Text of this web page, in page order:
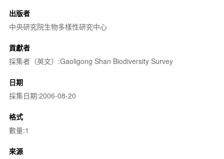
出版者
中央研究院生物多樣性研究中心
貢獻者
採集者（英文）:Gaoligong Shan Biodiversity Survey
日期
採集日期:2006-08-20
格式
數量:1
來源